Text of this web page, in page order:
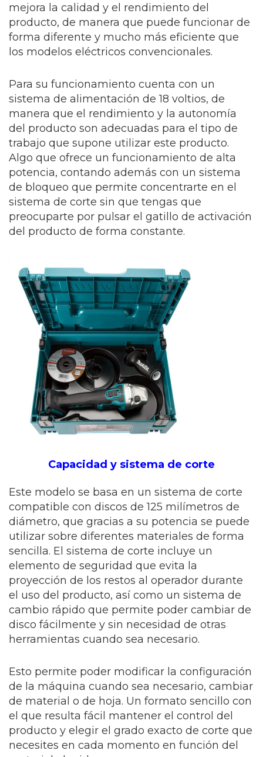
mejora la calidad y el rendimiento del
producto, de manera que puede funcionar de
forma diferente y mucho más eficiente que
los modelos eléctricos convencionales.
Para su funcionamiento cuenta con un
sistema de alimentación de 18 voltios, de
manera que el rendimiento y la autonomía
del producto son adecuadas para el tipo de
trabajo que supone utilizar este producto.
Algo que ofrece un funcionamiento de alta
potencia, contando además con un sistema
de bloqueo que permite concentrarte en el
sistema de corte sin que tengas que
preocuparte por pulsar el gatillo de activación
del producto de forma constante.
Capacidad y sistema de corte
Este modelo se basa en un sistema de corte
compatible con discos de 125 milímetros de
diámetro, que gracias a su potencia se puede
utilizar sobre diferentes materiales de forma
sencilla. El sistema de corte incluye un
elemento de seguridad que evita la
proyección de los restos al operador durante
el uso del producto, así como un sistema de
cambio rápido que permite poder cambiar de
disco fácilmente y sin necesidad de otras
herramientas cuando sea necesario.
Esto permite poder modificar la configuración
de la máquina cuando sea necesario, cambiar
de material o de hoja. Un formato sencillo con
el que resulta fácil mantener el control del
producto y elegir el grado exacto de corte que
necesites en cada momento en función del